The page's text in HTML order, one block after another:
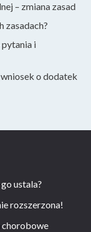
– zmiana zasad
zasadach?
pytania i
o dodatek
ustala?
rozszerzona!
chorobowe